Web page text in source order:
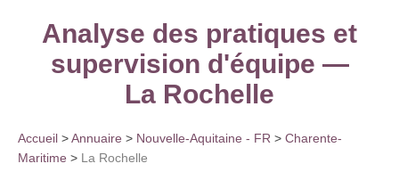
Analyse des pratiques et
supervision d'équipe —
La Rochelle
Accueil >Annuaire > Nouvelle-Aquitaine - FR > Charente-
Maritime > La Rochelle